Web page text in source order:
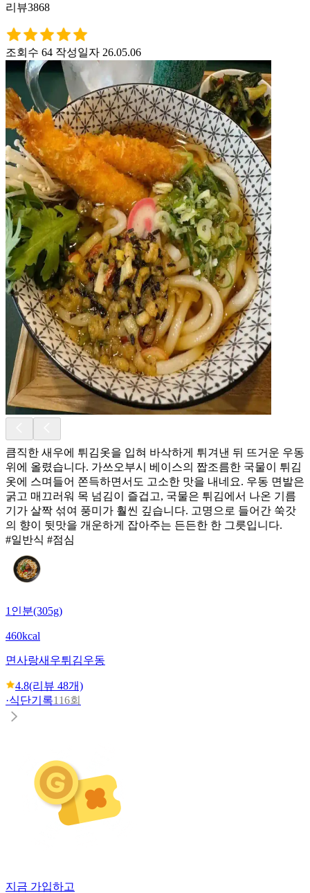
리뷰3868
조회수 64 작성일자 26.05.06
큼직한 새우에 튀김옷을 입혀 바삭하게 튀겨낸 뒤 뜨거운 우동
위에 올렸습니다. 가쓰오부시 베이스의 짭조름한 국물이 튀김
옷에 스며들어 쫀득하면서도 고소한 맛을 내네요. 우동 면발은
굵고 매끄러워 목 넘김이 즐겁고, 국물은 튀김에서 나온 기름
기가 살짝 섞여 풍미가 훨씬 깊습니다. 고명으로 들어간 쑥갓
의 향이 뒷맛을 개운하게 잡아주는 든든한 한 그릇입니다.
#일반식 #점심
1인분(305g)
460kcal
면사랑새우튀김우동
4.8(리뷰 48개)
·식단기록116회
지금 가입하고